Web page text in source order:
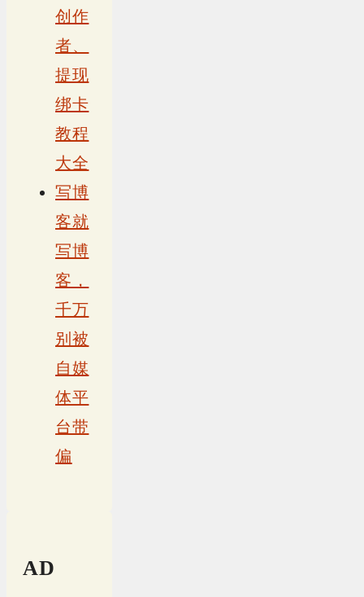
创作
者、
提现
绑卡
教程
大全
写博
客就
写博
客，
千万
别被
自媒
体平
台带
偏
AD